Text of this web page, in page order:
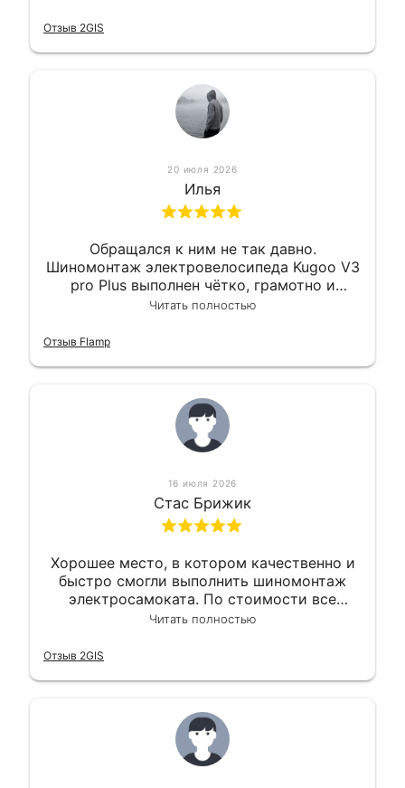
Отзыв 2GIS
20 июля 2026
Илья
Обращался к ним не так давно.
Шиномонтаж электровелосипеда Kugoo V3
pro Plus выполнен чётко, грамотно и
квалифицированно. Всё сделано
Читать полностью
Отзыв Flamp
16 июля 2026
Стас Брижик
Хорошее место, в котором качественно и
быстро смогли выполнить шиномонтаж
электросамоката. По стоимости все
вышло вообще приемлемо хочу сказать.
Читать полностью
Отзыв 2GIS